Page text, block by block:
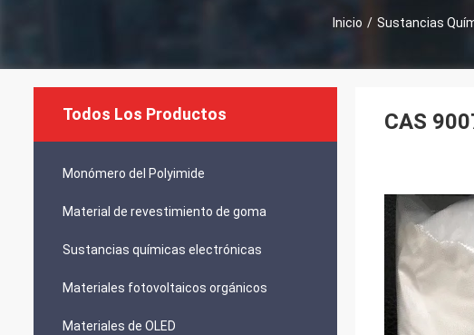
Inicio / Sustancias
Todos Los Productos
Monómero del Polyimide
Material de revestimiento de goma
Sustancias químicas electrónicas
Materiales fotovoltaicos orgánicos
Materiales de OLED
CAS